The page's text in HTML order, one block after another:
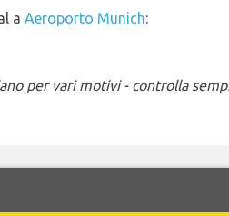
a Aeroporto Munich:
per vari motivi - controlla